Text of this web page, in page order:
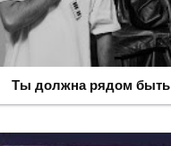
Ты должна рядом быть